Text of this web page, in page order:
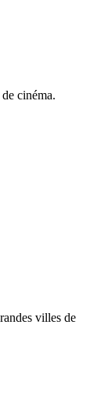
cinéma.
villes de